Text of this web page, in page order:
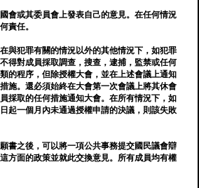
會或其委員會上發表自己的意見。在任何情況
責任。
與犯罪有關的情況以外的其他情況下，如犯罪
得對成員採取調查，搜查，逮捕，監禁或任何
的程序，但除授權大會，並在上述會議上通知
施。還必須始終在大會第一次會議上將其休會
採取的任何措施通知大會。在所有情況下，如
起一個月內未通過授權申請的決議，則該失敗
書之後，可以將一項公共事務提交國民議會辯
方面的政策並就此交換意見。所有成員均有權